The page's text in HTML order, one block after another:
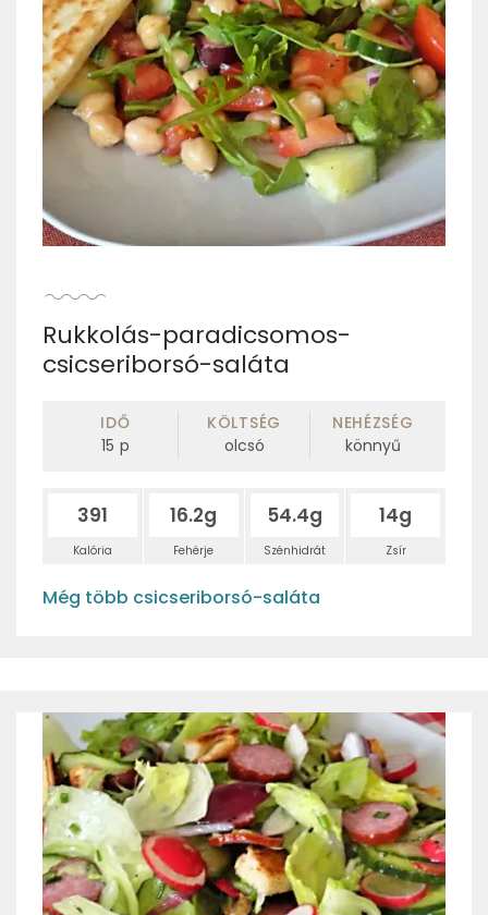
Rukkolás-paradicsomos-
csicseriborsó-saláta
IDŐ
15 p
KÖLTSÉG
olcsó
NEHÉZSÉG
könnyű
391
Kalória
16.2g
Fehérje
54.4g
Szénhidrát
14g
Zsír
Még több csicseriborsó-saláta